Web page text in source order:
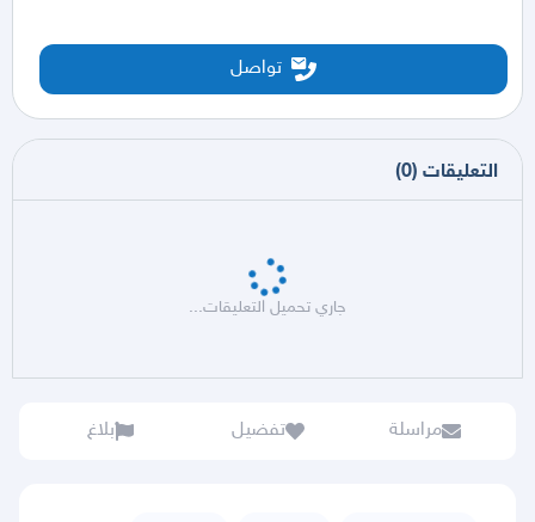
تواصل
التعليقات (
0
)
جاري تحميل التعليقات...
مراسلة تفضيل بلاغ